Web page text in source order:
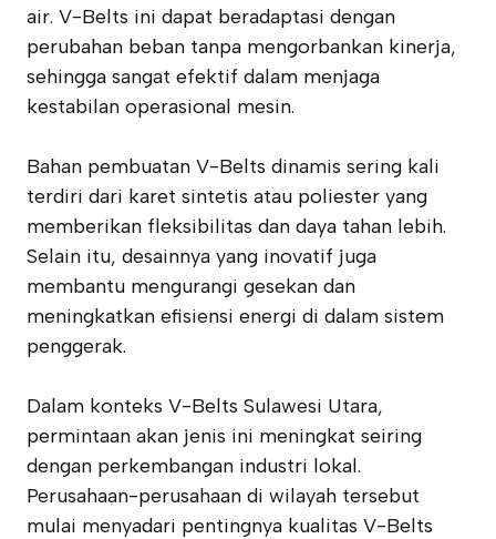
air. V-Belts ini dapat beradaptasi dengan
perubahan beban tanpa mengorbankan kinerja,
sehingga sangat efektif dalam menjaga
kestabilan operasional mesin.
Bahan pembuatan V-Belts dinamis sering kali
terdiri dari karet sintetis atau poliester yang
memberikan fleksibilitas dan daya tahan lebih.
Selain itu, desainnya yang inovatif juga
membantu mengurangi gesekan dan
meningkatkan efisiensi energi di dalam sistem
penggerak.
Dalam konteks V-Belts Sulawesi Utara,
permintaan akan jenis ini meningkat seiring
dengan perkembangan industri lokal.
Perusahaan-perusahaan di wilayah tersebut
mulai menyadari pentingnya kualitas V-Belts